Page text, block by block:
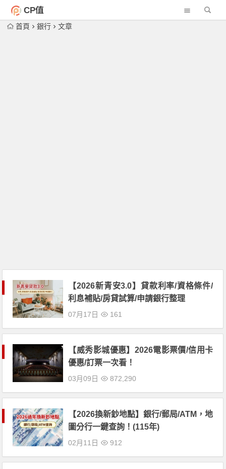
CP值
首頁 銀行 文章
【2026新青安3.0】貸款利率/資格條件/
利息補貼/房貸試算/申請銀行整理
07月17日 161
【威秀影城優惠】2026電影票價/信用卡
優惠/訂票一次看！
03月09日 872,290
【2026換新鈔地點】銀行/郵局/ATM，地
圖分行一鍵查詢！(115年)
02月11日 912